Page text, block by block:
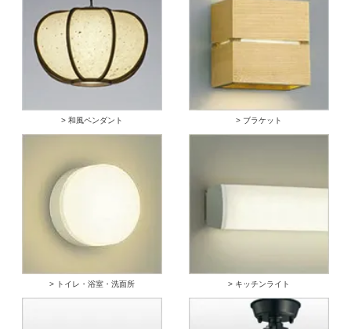
> 和風ペンダント > ブラケット
> トイレ・浴室・洗面所 > キッチンライト